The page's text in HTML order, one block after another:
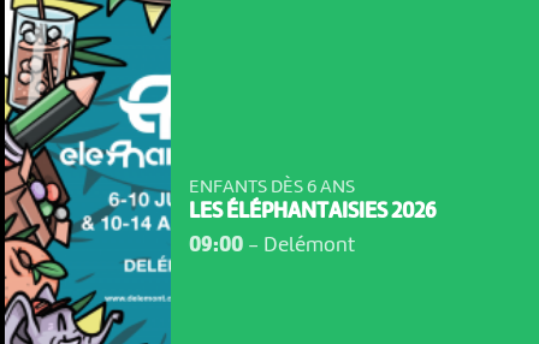
ENFANTS DÈS 6 ANS
LES ÉLÉPHANTAISIES 2026
09:00- Delémont